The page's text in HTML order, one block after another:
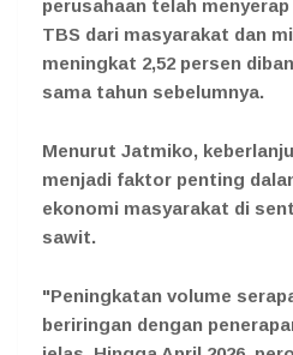
perusahaan telah
TBS dari masyarakat dan
meningkat 2,52 persen
sama tahun sebelumnya.
Menurut Jatmiko,
menjadi faktor penting
ekonomi masyarakat di
sawit.
"Peningkatan volume
beriringan dengan